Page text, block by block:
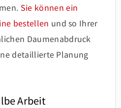
Sie können ein
bestellen und so Ihrer
Daumenabdruck
detaillierte Planung
Arbeit